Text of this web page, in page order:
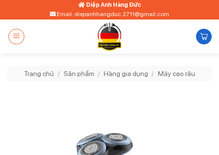
qua
dung
Diệp Anh Hàng Đức
Email: diepanhhangduc.2711@gmail.com
Trang chủ / Sản phẩm / Hàng gia dụng / Máy cạo râu